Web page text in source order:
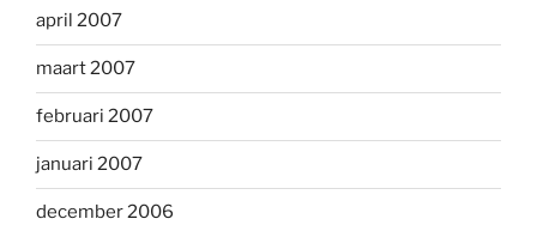
april 2007
maart 2007
februari 2007
januari 2007
december 2006